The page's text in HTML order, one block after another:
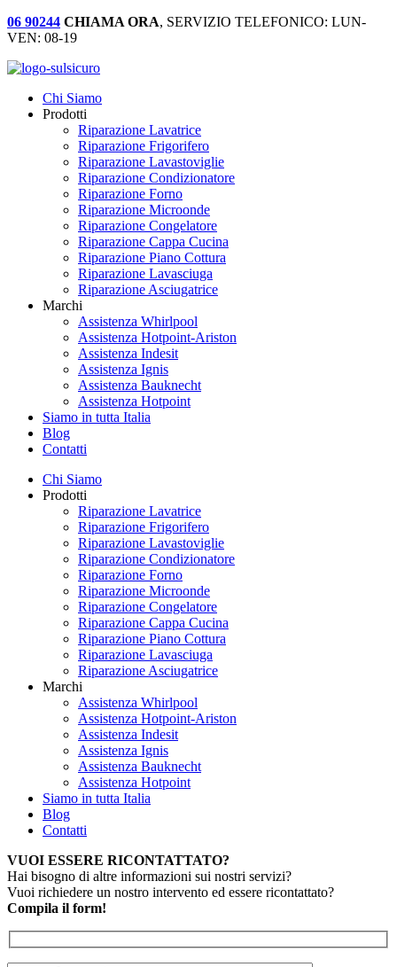
06 90244 CHIAMA ORA, SERVIZIO TELEFONICO: LUN-
VEN: 08-19
Chi Siamo
Prodotti
Riparazione Lavatrice
Riparazione Frigorifero
Riparazione Lavastoviglie
Riparazione Condizionatore
Riparazione Forno
Riparazione Microonde
Riparazione Congelatore
Riparazione Cappa Cucina
Riparazione Piano Cottura
Riparazione Lavasciuga
Riparazione Asciugatrice
Marchi
Assistenza Whirlpool
Assistenza Hotpoint-Ariston
Assistenza Indesit
Assistenza Ignis
Assistenza Bauknecht
Assistenza Hotpoint
Siamo in tutta Italia
Blog
Contatti
Chi Siamo
Prodotti
Riparazione Lavatrice
Riparazione Frigorifero
Riparazione Lavastoviglie
Riparazione Condizionatore
Riparazione Forno
Riparazione Microonde
Riparazione Congelatore
Riparazione Cappa Cucina
Riparazione Piano Cottura
Riparazione Lavasciuga
Riparazione Asciugatrice
Marchi
Assistenza Whirlpool
Assistenza Hotpoint-Ariston
Assistenza Indesit
Assistenza Ignis
Assistenza Bauknecht
Assistenza Hotpoint
Siamo in tutta Italia
Blog
Contatti
VUOI ESSERE RICONTATTATO?
Hai bisogno di altre informazioni sui nostri servizi?
Vuoi richiedere un nostro intervento ed essere ricontattato?
Compila il form!